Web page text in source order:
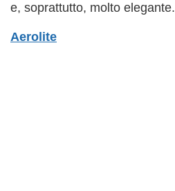
e, soprattutto, molto elegante.
Aerolite